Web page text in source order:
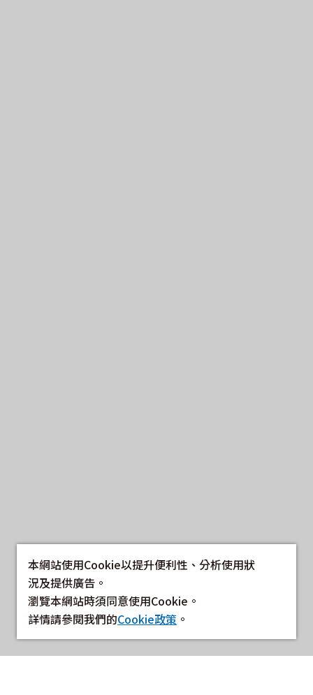
本網站使用Cookie以提升便利性、分析使用狀
況及提供廣告。
瀏覽本網站時須同意使用Cookie。
詳情請參閱我們的Cookie政策 。